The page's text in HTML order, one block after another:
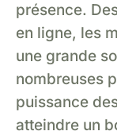
présence.
en ligne, les
une grande
nombreuses
puissance
atteindre un